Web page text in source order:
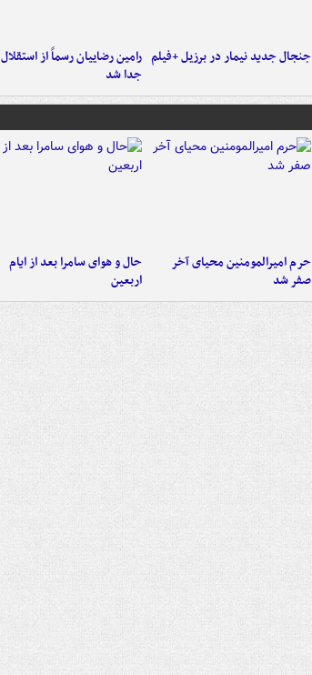
جنجال جدید نیمار در برزیل +فیلم رامین رضاییان رسماً از استقلال
جدا شد
حرم امیرالمومنین محیای آخر
صفر شد
حال و هوای سامرا بعد از ایام
اربعین